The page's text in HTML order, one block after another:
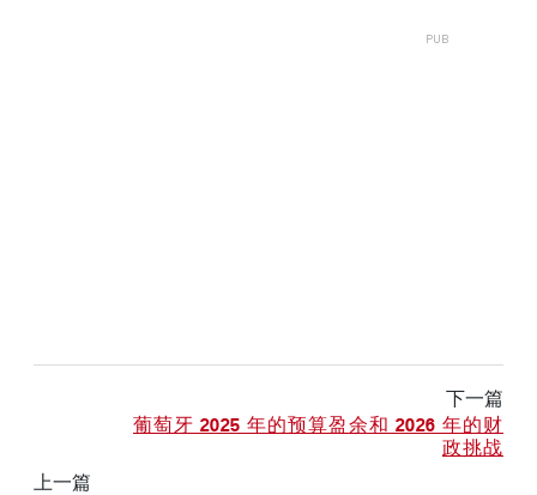
下一篇
葡萄牙 2025 年的预算盈余和 2026 年的财
政挑战
上一篇